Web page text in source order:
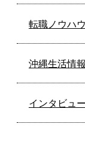
転職ノウハウ
沖縄生活情報
インタビュ